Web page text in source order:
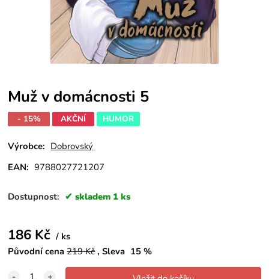
Muž v domácnosti 5
- 15% AKČNÍ HUMOR
Výrobce: Dobrovský
EAN: 9788027721207
Dostupnost: skladem 1 ks
186 Kč
ks
Původní cena 219Kč Sleva 15 %